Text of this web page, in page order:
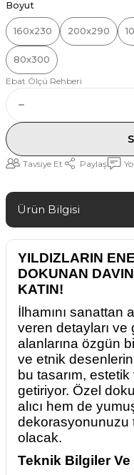
Boyut
160x230 200x290
80x300
Ebat Ölçü Rehberi
Tavsiye Et Paylaş
Ürün Bilgisi
YILDIZLARIN
DOKUNAN
KATIN!
İlhamını sanattan
veren detayları
alanlarına özgün
ve etnik
bu tasarım,
getiriyor. Özel
alıcı hem de
dekorasyonunuzu
olacak.
Teknik Bilgiler